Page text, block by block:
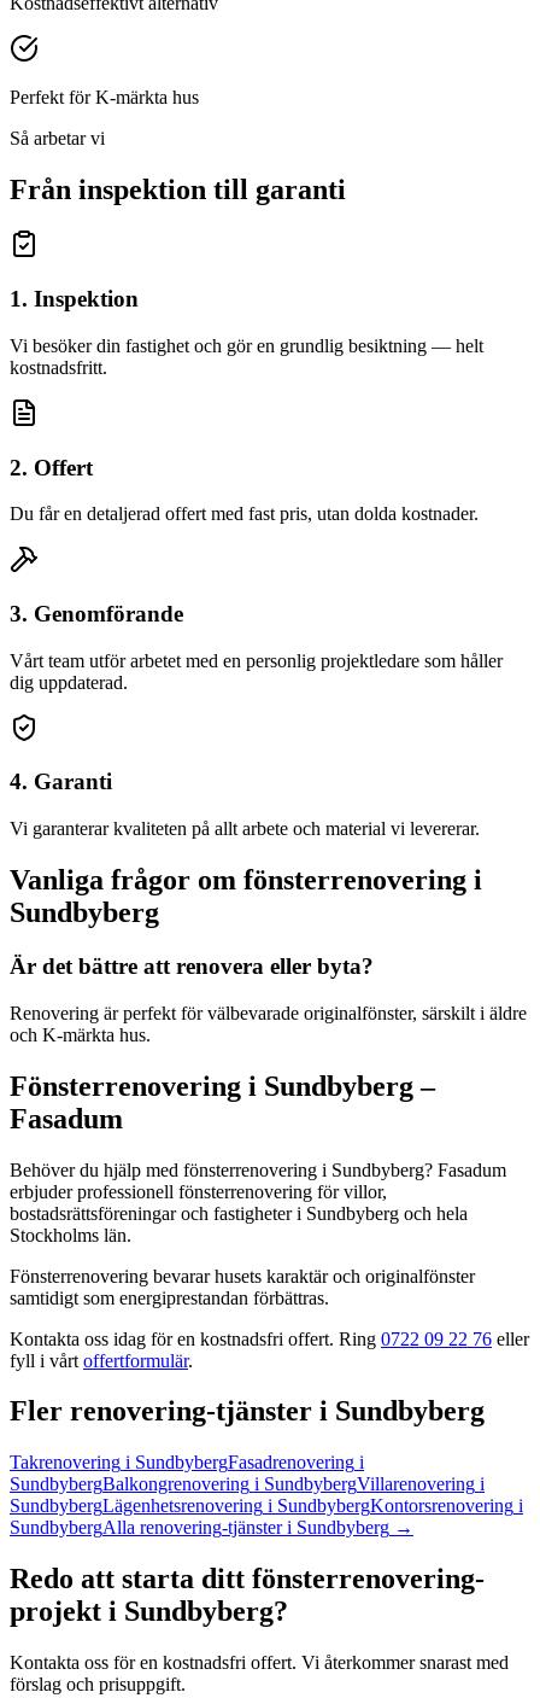
Perfekt för K-märkta hus
Så arbetar vi
Från inspektion till garanti
1. Inspektion
Vi besöker din fastighet och gör en grundlig besiktning — helt
kostnadsfritt.
2. Offert
Du får en detaljerad offert med fast pris, utan dolda kostnader.
3. Genomförande
Vårt team utför arbetet med en personlig projektledare som håller
dig uppdaterad.
4. Garanti
Vi garanterar kvaliteten på allt arbete och material vi levererar.
Vanliga frågor om fönsterrenovering i
Sundbyberg
Är det bättre att renovera eller byta?
Renovering är perfekt för välbevarade originalfönster, särskilt i äldre
och K-märkta hus.
Fönsterrenovering i Sundbyberg–
Fasadum
Behöver du hjälp med fönsterrenovering i Sundbyberg? Fasadum
erbjuder professionell fönsterrenovering för villor,
bostadsrättsföreningar och fastigheteri Sundbyberg och hela
Stockholms län.
Fönsterrenovering bevarar husets karaktär och originalfönster
samtidigt som energiprestandan förbättras.
Kontakta oss idag för en kostnadsfri offert. Ring 0722 09 22 76 eller
fyll i vårt offertformulär.
Fler renovering-tjänster i Sundbyberg
Takrenovering i SundbybergFasadrenovering i
SundbybergBalkongrenovering i SundbybergVillarenovering i
SundbybergLägenhetsrenovering i SundbybergKontorsrenovering i
SundbybergAlla renovering-tjänsteri Sundbyberg →
Redo att starta ditt fönsterrenovering-
projekt i Sundbyberg?
Kontakta oss för en kostnadsfri offert. Vi återkommer snarast med
förslag och prisuppgift.